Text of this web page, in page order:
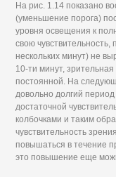
На рис. 1.14 показано
(уменьшение порога)
уровня освещения к
свою
нескольких минут) не
10-ти минут,
постоянной. На
довольно долгий
достаточной
колбочками и таким
чувствительность
повышаться в течение
это повышение еще